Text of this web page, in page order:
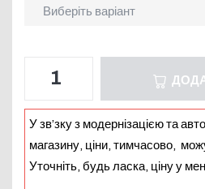
У зв’зку з модернізацією та
магазину, ціни, тимчасово,
Уточніть, будь ласка, ціну у